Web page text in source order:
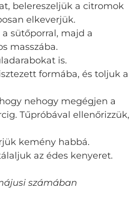
belereszeljük a citromok
elkeverjük.
sütőporral, majd a
masszába.
is.
formába, és toljuk a
nehogy megégjen a
Tűpróbával ellenőrizzük,
kemény habbá.
az édes kenyeret.
számában